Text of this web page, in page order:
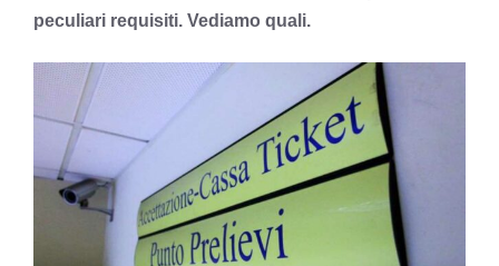
peculiari requisiti. Vediamo quali.